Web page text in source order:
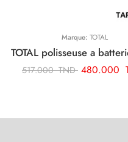
Marque: TOTAL
517.000TND 480.000